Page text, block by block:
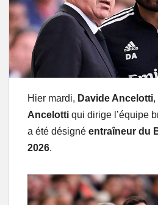
Hier mardi, Davide Ancelotti,
Ancelotti qui dirige l’équipe
a été désigné entraîneur du
2026.